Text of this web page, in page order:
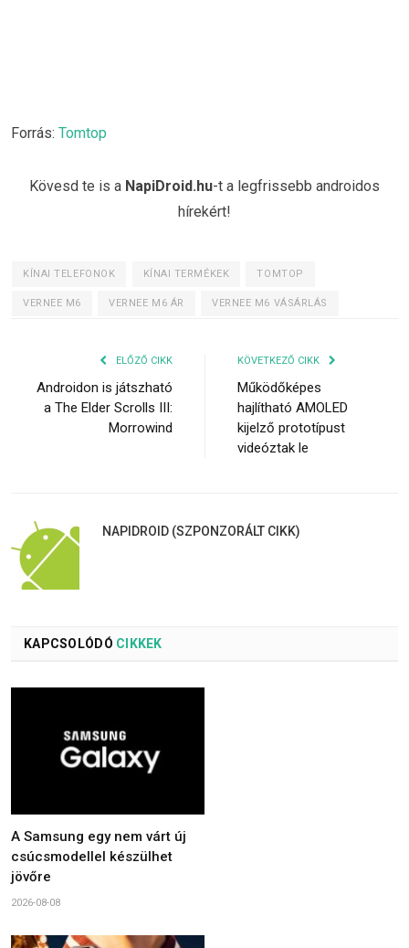
Forrás: Tomtop
Kövesd te is a NapiDroid.hu-t a legfrissebb androidos
hírekért!
KÍNAI TELEFONOK KÍNAI TERMÉKEK TOMTOP
VERNEE M6 VERNEE M6 ÁR VERNEE M6 VÁSÁRLÁS
ELŐZŐ CIKK
Androidon is játszható
a The Elder Scrolls III:
Morrowind
KÖVETKEZŐ CIKK
Működőképes
hajlítható AMOLED
kijelző prototípust
videóztak le
NAPIDROID (SZPONZORÁLT CIKK)
KAPCSOLÓDÓ CIKKEK
A Samsung egy nem várt új
csúcsmodellel készülhet
jövőre
2026-08-08